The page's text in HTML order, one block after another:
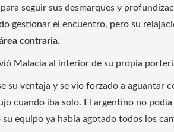
seguir sus desmarques y
gestionar el encuentro, pero su
contraria.
Malacia al interior de su propia
su ventaja y se vio forzado a aguantar
cuando iba solo. El argentino no
equipo ya había agotado todos los